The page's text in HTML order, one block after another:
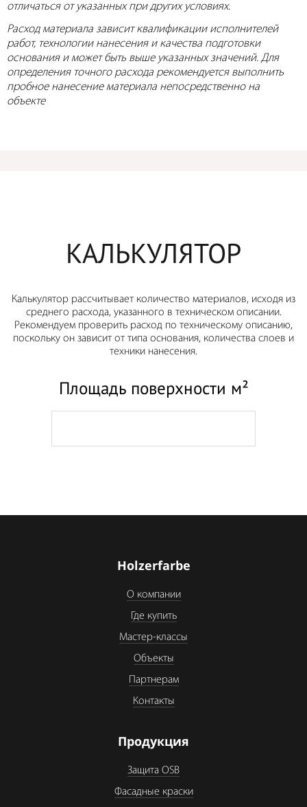
отличаться от указанных при других условиях.
Расход материала зависит квалификации исполнителей
работ, технологии нанесения и качества подготовки
основания и может быть выше указанных значений. Для
определения точного расхода рекомендуется выполнить
пробное нанесение материала непосредственно на
объекте
КАЛЬКУЛЯТОР
Калькулятор рассчитывает количество материалов, исходя из
среднего расхода, указанного в техническом описании.
Рекомендуем проверить расход по техническому описанию,
поскольку он зависит от типа основания, количества слоев и
техники нанесения.
Площадь поверхности м²
Holzerfarbe
О компании
Где купить
Мастер-классы
Объекты
Партнерам
Контакты
Продукция
Защита OSB
Фасадные краски